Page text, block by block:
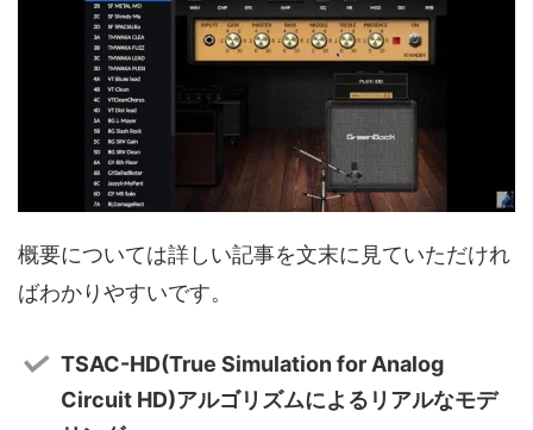
概要については詳しい記事を文末に見ていただけれ
ばわかりやすいです。
TSAC-HD(True Simulation for Analog
Circuit HD)アルゴリズムによるリアルなモデ